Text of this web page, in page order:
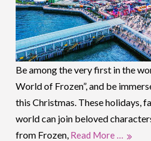
Be among the very first in the
World of Frozen”, and be
this Christmas. These holidays,
world can join beloved
from Frozen, Read More …